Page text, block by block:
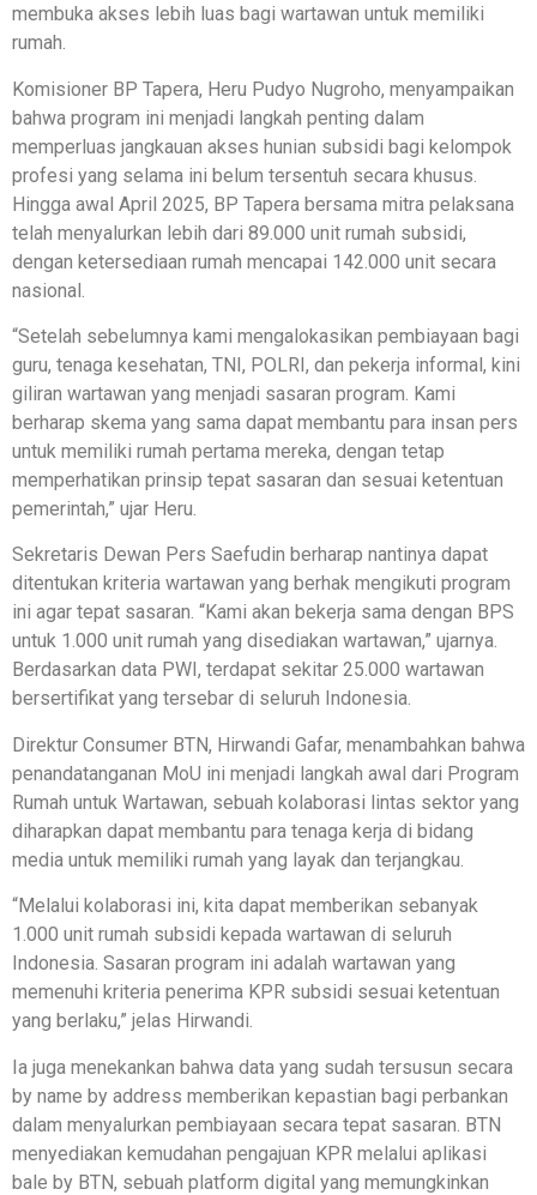
membuka akses lebih luas bagi wartawan untuk memiliki
rumah.
Komisioner BP Tapera, Heru Pudyo Nugroho, menyampaikan
bahwa program ini menjadi langkah penting dalam
memperluas jangkauan akses hunian subsidi bagi kelompok
profesi yang selama ini belum tersentuh secara khusus.
Hingga awal April 2025, BP Tapera bersama mitra pelaksana
telah menyalurkan lebih dari 89.000 unit rumah subsidi,
dengan ketersediaan rumah mencapai 142.000 unit secara
nasional.
“Setelah sebelumnya kami mengalokasikan pembiayaan bagi
guru, tenaga kesehatan, TNI, POLRI, dan pekerja informal, kini
giliran wartawan yang menjadi sasaran program. Kami
berharap skema yang sama dapat membantu para insan pers
untuk memiliki rumah pertama mereka, dengan tetap
memperhatikan prinsip tepat sasaran dan sesuai ketentuan
pemerintah,” ujar Heru.
Sekretaris Dewan Pers Saefudin berharap nantinya dapat
ditentukan kriteria wartawan yang berhak mengikuti program
ini agar tepat sasaran. “Kami akan bekerja sama dengan BPS
untuk 1.000 unit rumah yang disediakan wartawan,” ujarnya.
Berdasarkan data PWI, terdapat sekitar 25.000 wartawan
bersertifikat yang tersebar di seluruh Indonesia.
Direktur Consumer BTN, Hirwandi Gafar, menambahkan bahwa
penandatanganan MoU ini menjadi langkah awal dari Program
Rumah untuk Wartawan, sebuah kolaborasi lintas sektor yang
diharapkan dapat membantu para tenaga kerja di bidang
media untuk memiliki rumah yang layak dan terjangkau.
“Melalui kolaborasi ini, kita dapat memberikan sebanyak
1.000 unit rumah subsidi kepada wartawan di seluruh
Indonesia. Sasaran program ini adalah wartawan yang
memenuhi kriteria penerima KPR subsidi sesuai ketentuan
yang berlaku,” jelas Hirwandi.
Ia juga menekankan bahwa data yang sudah tersusun secara
by name by address memberikan kepastian bagi perbankan
dalam menyalurkan pembiayaan secara tepat sasaran. BTN
menyediakan kemudahan pengajuan KPR melalui aplikasi
bale by BTN, sebuah platform digital yang memungkinkan